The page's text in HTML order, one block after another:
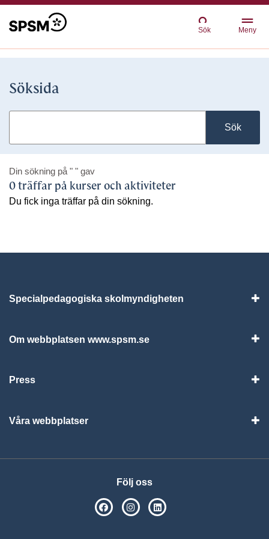
Sök Meny
Söksida
Sök
Din sökning på " " gav
0 träffar på kurser och aktiviteter
Du fick inga träffar på din sökning.
Specialpedagogiska skolmyndigheten
Om webbplatsen www.spsm.se
Press
Våra webbplatser
Följ oss
SPSM på Facebook
SPSM på Instagram